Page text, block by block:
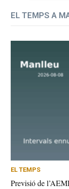
EL TEMPS A
EL TEMPS
Previsió de